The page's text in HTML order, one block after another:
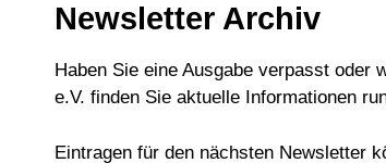
Newsletter Archiv
Haben Sie eine Ausgabe verpasst oder
e.V. finden Sie aktuelle Informationen
Eintragen für den nächsten Newsletter